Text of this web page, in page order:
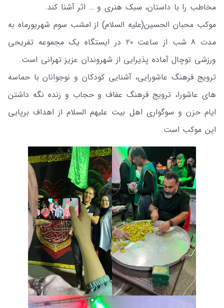
مخاطب را با داستان، سبک هنری و … اثر آشنا کند.
موکب محبان الحسین(علیه السلام) از امشب سوم شهریورماه به
مدت 8 شب از ساعت ۲۰ در ایستگاه یک مجموعه تفریحی
ورزشی توچال آماده پذیرایی از شهروندان عزیز تهرانی است.
ترویج فرهنگ عاشورایی، آشنایی کودکان و نوجوانان با حماسه
های عاشورا، ترویج فرهنگ عفاف و حجاب و زنده نگه داشتن
ایام حزن و سوگواری اهل بیت علیهم السلام از اهداف برپایی
این موکب است.